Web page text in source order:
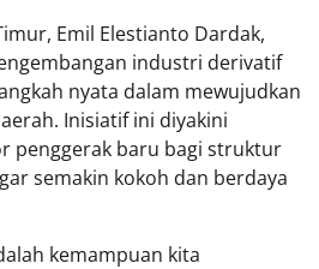
Emil Elestianto Dardak,
industri derivatif
nyata dalam mewujudkan
Inisiatif ini diyakini
penggerak baru bagi struktur
semakin kokoh dan berdaya
kemampuan kita